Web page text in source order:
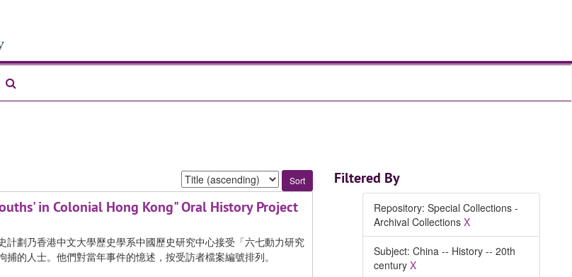
Sort
by:
in Colonial Hong Kong" Oral History Project
計劃乃香港中文大學歷史學系中國歷史研究中心接受「六七動力研究
的人士。他們對當年事件的憶述，按受訪者檔案編號排列。
Filtered By
Repository: Special Collections -
Archival Collections X
Subject: China -- History -- 20th
century X